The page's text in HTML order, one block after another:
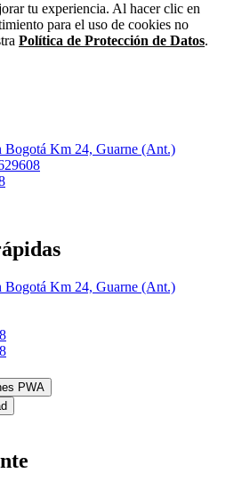
tu experiencia. Al hacer clic en
para el uso de cookies no
Política de Protección de Datos.
Bogotá Km 24, Guarne (Ant.)
Bogotá Km 24, Guarne (Ant.)
PWA